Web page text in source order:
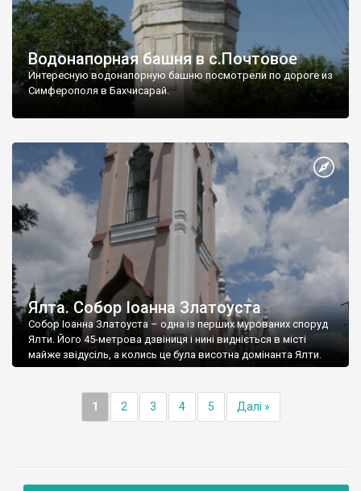
Водонапорная башня в с.Почтовое
Интересную водонапорную башню посмотрели по дороге из
Симферополя в Бахчисарай.
Ялта. Собор Іоанна Златоуста
Собор Іоанна Златоуста – одна із перших мурованих споруд
Ялти. Його 45-метрова дзвіниця і нині видніється в місті
майже звідусіль, а колись це була висотна домінанта Ялти.
1 2 3 4 5 Далі »